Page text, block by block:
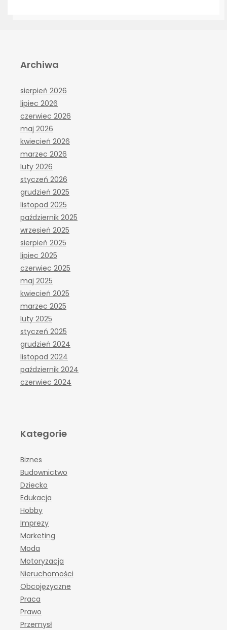
Archiwa
sierpień 2026
lipiec 2026
czerwiec 2026
maj 2026
kwiecień 2026
marzec 2026
luty 2026
styczeń 2026
grudzień 2025
listopad 2025
październik 2025
wrzesień 2025
sierpień 2025
lipiec 2025
czerwiec 2025
maj 2025
kwiecień 2025
marzec 2025
luty 2025
styczeń 2025
grudzień 2024
listopad 2024
październik 2024
czerwiec 2024
Kategorie
Biznes
Budownictwo
Dziecko
Edukacja
Hobby
Imprezy
Marketing
Moda
Motoryzacja
Nieruchomości
Obcojęzyczne
Praca
Prawo
Przemysł